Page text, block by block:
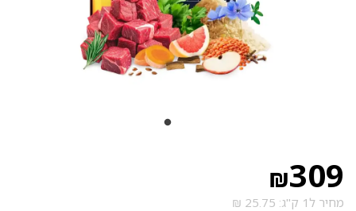
₪309
מחיר ל1 ק"ג: 25.75 ₪